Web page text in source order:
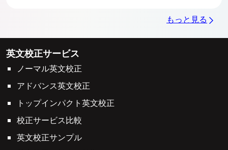
もっと見る
英文校正サービス
ノーマル英文校正
アドバンス英文校正
トップインパクト英文校正
校正サービス比較
英文校正サンプル